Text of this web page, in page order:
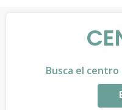
Busca el